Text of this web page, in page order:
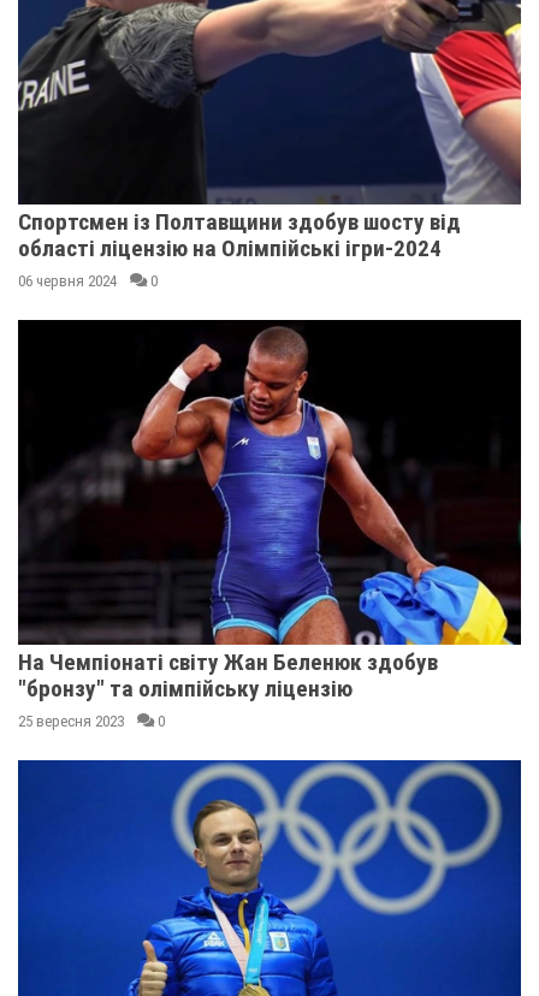
Спортсмен із Полтавщини здобув шосту від
області ліцензію на Олімпійські ігри-2024
06 червня 2024 0
На Чемпіонаті світу Жан Беленюк здобув
"бронзу" та олімпійську ліцензію
25 вересня 2023 0